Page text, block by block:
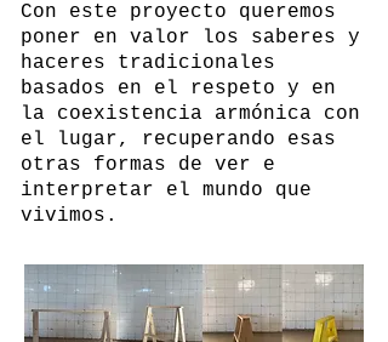
Con este proyecto queremos
poner en valor los saberes y
haceres tradicionales
basados en el respeto y en
la coexistencia armónica con
el lugar, recuperando esas
otras formas de ver e
interpretar el mundo que
vivimos.